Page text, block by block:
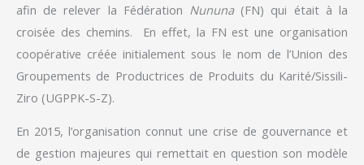
afin de relever la Fédération Nununa(FN) qui était à la
croisée des chemins. En effet, la FN est une organisation
coopérative créée initialement sous le nom de l’Union des
Groupements de Productrices de Produits du Karité/Sissili-
Ziro (UGPPK-S-Z).
En 2015, l’organisation connut une crise de gouvernance et
de gestion majeures qui remettait en question son modèle